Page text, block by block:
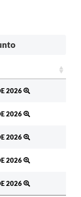
2026
2026
2026
2026
2026